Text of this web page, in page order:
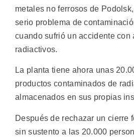
metales no ferrosos de
serio problema de
cuando sufrió un accidente con
radiactivos.
La planta tiene ahora unas
productos contaminados de
almacenados en sus propias
Después de rechazar un cierre
sin sustento a las 20.000